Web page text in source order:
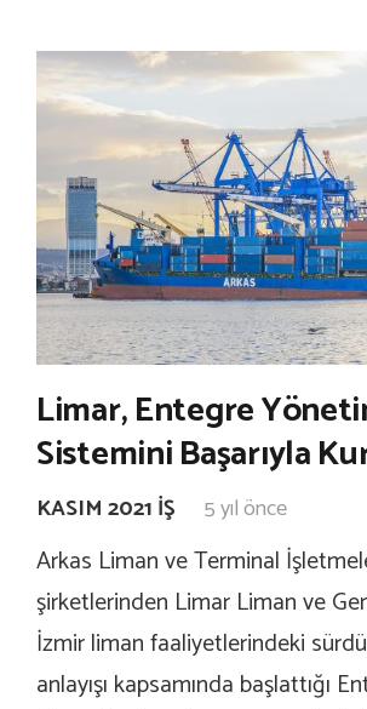
Limar, Entegre
Sistemini Başarıyla
KASIM 2021 İŞ 5 yıl önce
Arkas Liman ve Terminal
şirketlerinden Limar Liman ve
İzmir liman faaliyetlerindeki
anlayışı kapsamında başlattığı